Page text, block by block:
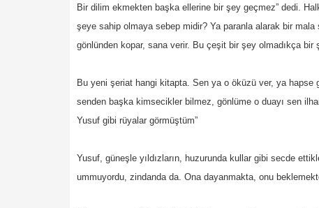
Bir dilim ekmekten başka ellerine bir şey geçmez” dedi.
şeye sahip olmaya sebep midir? Ya paranla alarak bir
gönlünden kopar, sana verir. Bu çeşit bir şey olmadıkça bir
Bu yeni şeriat hangi kitapta. Sen ya o öküzü ver, ya hapse
senden başka kimsecikler bilmez, gönlüme o duayı sen
Yusuf gibi rüyalar görmüştüm”
Yusuf, güneşle yıldızların, huzurunda kullar gibi secde
ummuyordu, zindanda da. Ona dayanmakta, onu